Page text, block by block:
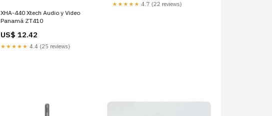
XHA-440 Xtech Audio y Video
Panamá ZT410
US$ 12.42
★★★★★ 4.4 (25 reviews)
★★★★★ 4.7 (22 reviews)